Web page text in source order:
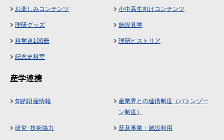
お楽しみコンテンツ 小中高生向けコンテンツ
理研グッズ 施設見学
科学道100冊 理研ヒストリア
記念史料室
産学連携
知的財産情報
産業界との連携制度（バトンゾー
ン制度）
研究･技術協力 普及事業・施設利用